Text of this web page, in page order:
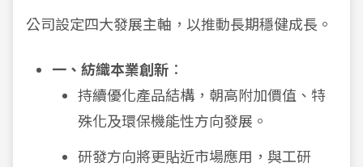
公司設定四大發展主軸，以推動長期穩健成長。
一、紡織本業創新 ：
持續優化產品結構，朝高附加價值、特
殊化及環保機能性方向發展。
研發方向將更貼近市場應用，與工研